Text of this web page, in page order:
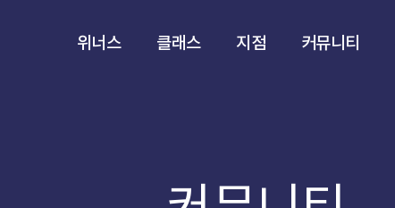
위너스 클래스 지점 커뮤니티